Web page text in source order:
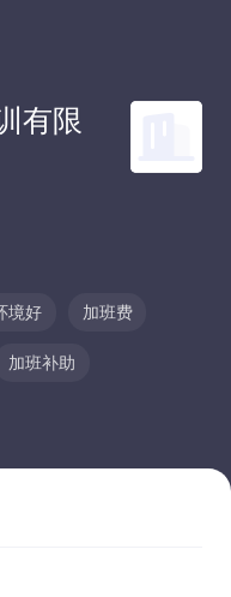
有限
境好 加班费
加班补助